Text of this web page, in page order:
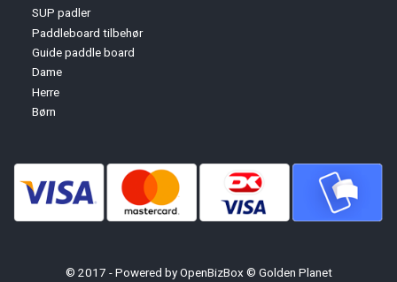
SUP padler
Paddleboard tilbehør
Guide paddle board
Dame
Herre
Børn
© 2017 - Powered byOpenBizBox © Golden Planet